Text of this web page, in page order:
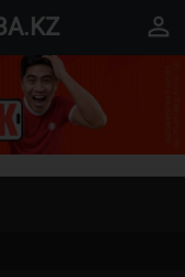
perm_identity